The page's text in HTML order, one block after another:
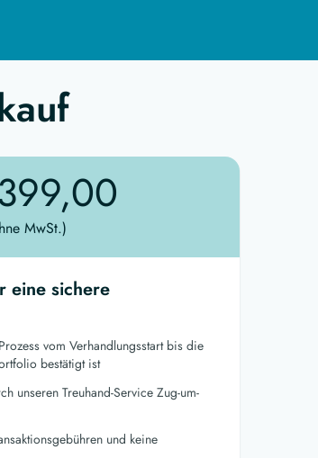
MwSt.)
eine sichere
vom Verhandlungsstart bis die
bestätigt ist
unseren Treuhand-Service Zug-um-
und keine